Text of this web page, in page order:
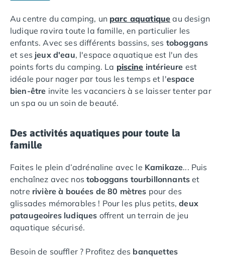
Camping Saint-Amans-des-Cots
Camping Gers
Camping Lot
Camping Lot-et-Garonne
Camping Tarn
Camping Nord-Pas-de-Calais
Camping Pas-de-Calais
Camping Berck
Camping Le Portel
Camping Le Touquet
Camping Merlimont
Camping Pays de la Loire
Camping Loire-Atlantique
Camping Guerande
Camping La Baule-Escoublac
Camping La Turballe
Camping Nantes
Camping Pornic
Camping Pornichet
Au centre du camping, un parc aquatique au design
ludique ravira toute la famille, en particulier les
enfants. Avec ses différents bassins, ses toboggans
et ses jeux d'eau, l'espace aquatique est l'un des
points forts du camping. La piscine intérieure est
idéale pour nager par tous les temps et l'espace
bien-être invite les vacanciers à se laisser tenter par
un spa ou un soin de beauté.
Des activités aquatiques pour toute la
famille
Faites le plein d’adrénaline avec le Kamikaze... Puis
enchaînez avec nostoboggans tourbillonnantset
notre rivière à bouées de 80 mètres pour des
glissades mémorables ! Pour les plus petits,deux
pataugeoires ludiques offrent un terrain de jeu
aquatique sécurisé.
Besoin de souffler ? Profitez des banquettes